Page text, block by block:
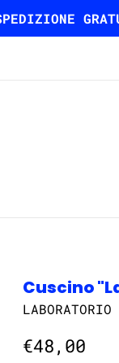
Cuscino
LABORATORIO
Prezzo
€48,00